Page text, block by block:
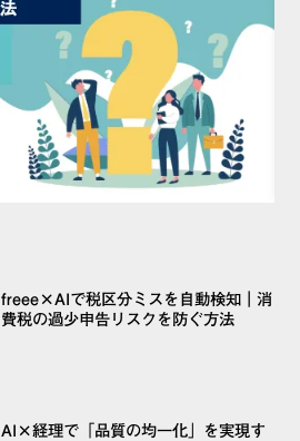
freee×AIで税区分ミスを自動検知｜消
費税の過少申告リスクを防ぐ方法
AI×経理で「品質の均一化」を実現す